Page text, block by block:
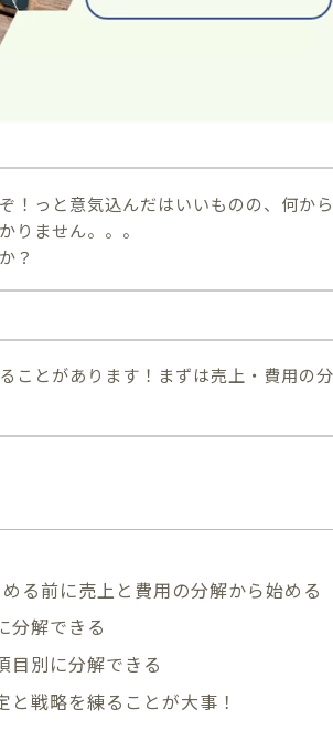
！っと意気込んだはいいものの、何か
りません。。。
？
ことがあります！まずは売上・費用の
る前に売上と費用の分解から始める
分解できる
目別に分解できる
戦略を練ることが大事！